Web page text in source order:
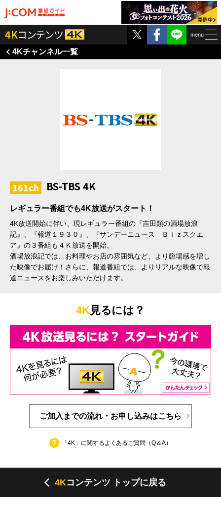
Twitter
Facebook
menu
4Kコンテンツ
4Kチャンネル一覧
161ch BS-TBS 4K
レギュラー番組でも4K放送がスタート！
4K放送開始に伴い、現レギュラー番組の『吉田類の酒場放浪
記』、『報道１９３０』、『サンデーニュース Ｂｉｚスクエ
ア』の３番組も４Ｋ放送を開始。
酒場放浪記では、お料理やお店の雰囲気など、より臨場感を増し
た映像でお届け！さらに、報道番組では、よりリアルな映像で報
道ニュースをお楽しみいただけます。
4K見るには？
ご加入までの流れ・お申し込みはこちら
「4K」に関するよくあるご質問（Q＆A）
4Kコンテンツ トップに戻る